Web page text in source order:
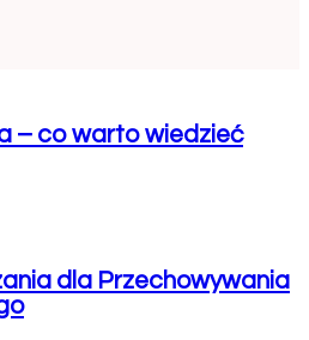
– co warto wiedzieć
dla Przechowywania